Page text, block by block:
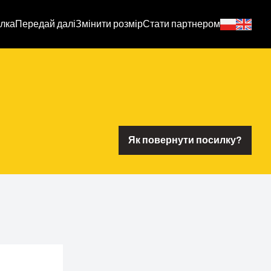
Передай даліЗмінити розмірСтати партнером
Як повернути посилку?